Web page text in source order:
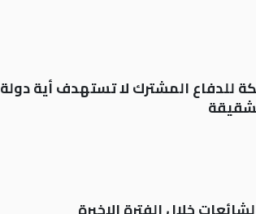
للدفاع المشترك لا تستهدف أية دولة